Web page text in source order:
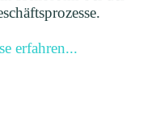
erfahren...